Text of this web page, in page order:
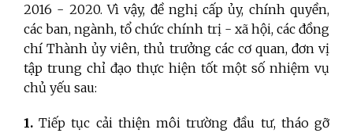
2016 - 2020. Vì vậy, đề nghị cấp ủy, chính quyền,
các ban, ngành, tổ chức chính trị - xã hội, các đồng
chí Thành ủy viên, thủ trưởng các cơ quan, đơn vị
tập trung chỉ đạo thực hiện tốt một số nhiệm vụ
chủ yếu sau:
1. Tiếp tục cải thiện môi trường đầu tư, tháo gỡ